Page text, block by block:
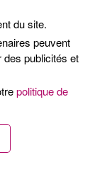
du site.
peuvent
des publicités et
politique de